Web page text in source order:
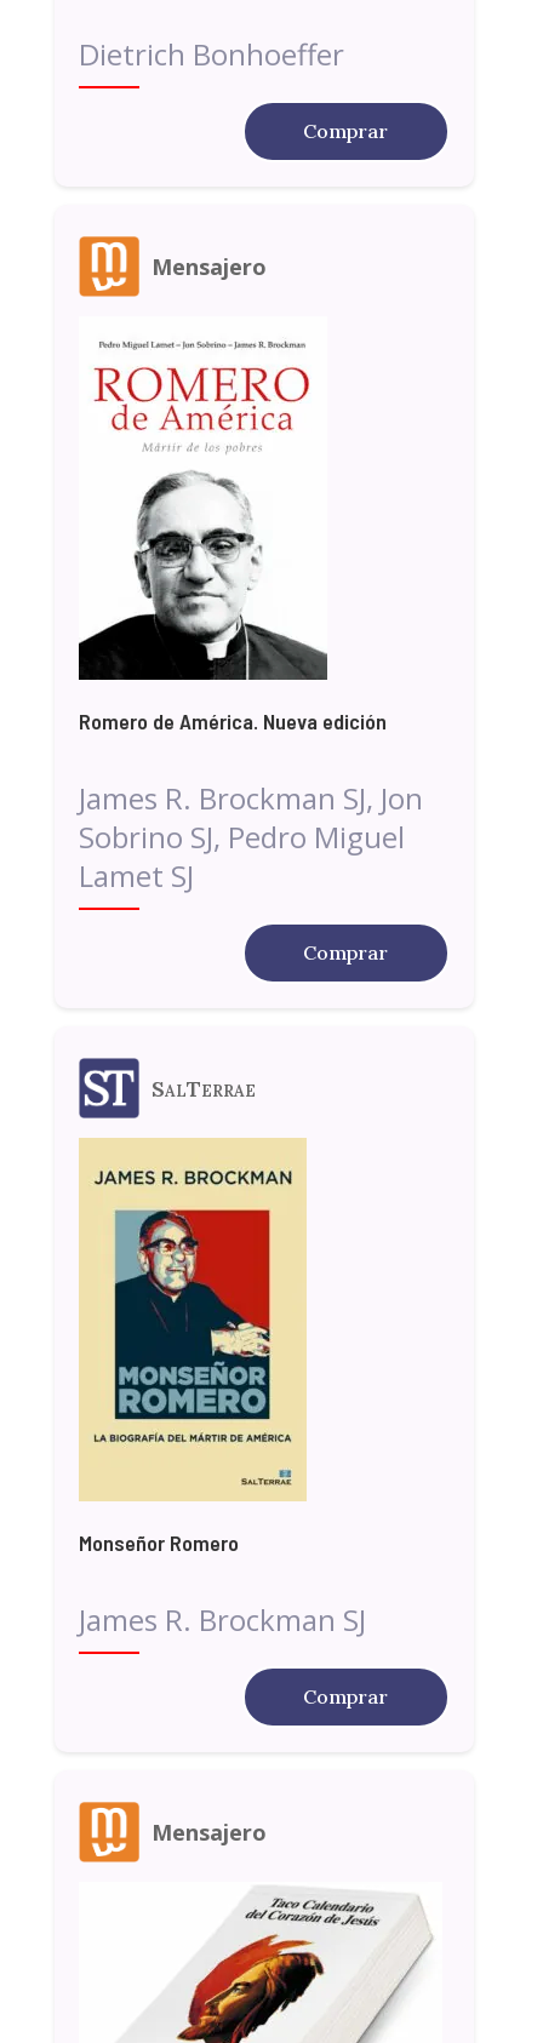
Dietrich Bonhoeffer
Comprar
Mensajero
Romero de América. Nueva edición
James R. Brockman SJ, Jon
Sobrino SJ, Pedro Miguel
Lamet SJ
Comprar
SalTerrae
Monseñor Romero
James R. Brockman SJ
Comprar
Mensajero